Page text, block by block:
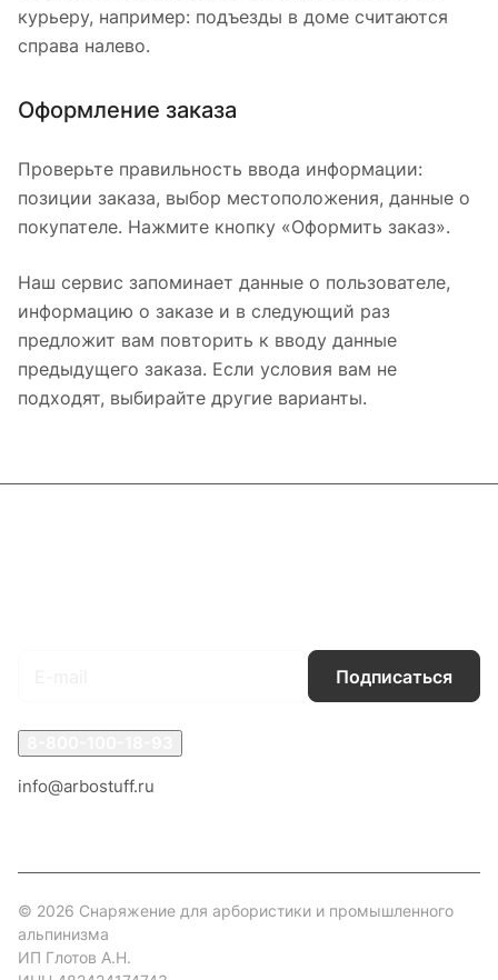
курьеру, например: подъезды в доме считаются
справа налево.
Оформление заказа
Проверьте правильность ввода информации:
позиции заказа, выбор местоположения, данные о
покупателе. Нажмите кнопку «Оформить заказ».
Наш сервис запоминает данные о пользователе,
информацию о заказе и в следующий раз
предложит вам повторить к вводу данные
предыдущего заказа. Если условия вам не
подходят, выбирайте другие варианты.
Подписаться
info@arbostuff.ru
© 2026 Снаряжение для арбористики и промышленного
альпинизма
ИП Глотов А.Н.